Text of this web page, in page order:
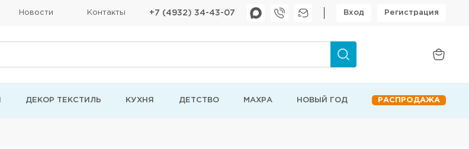
Новости Контакты +7 (4932) 34-43-07 Вход Регистрация
ДЕКОР ТЕКСТИЛЬ КУХНЯ ДЕТСТВО МАХРА НОВЫЙ ГОД РАСПРОДАЖА